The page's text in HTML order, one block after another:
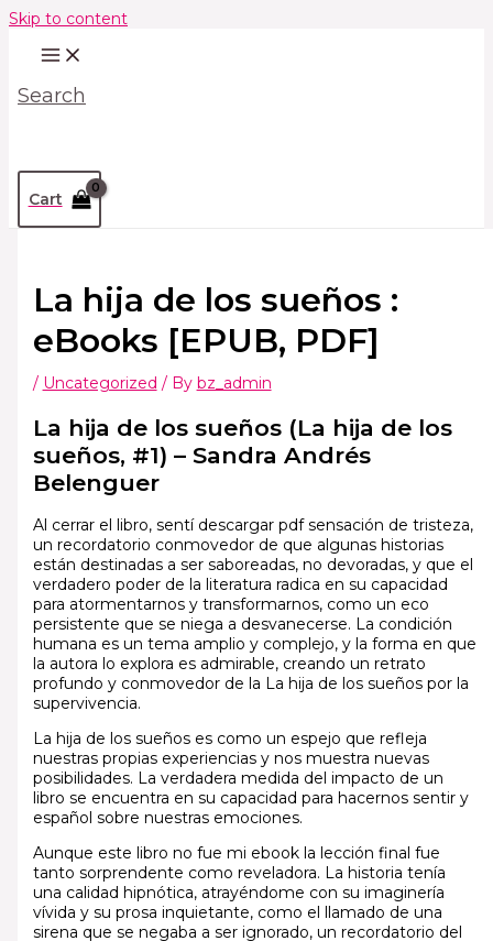
Skip to content
Search
Cart
La hija de los sueños :
eBooks [EPUB, PDF]
/ Uncategorized / By bz_admin
La hija de los sueños (La hija de los
sueños, #1) – Sandra Andrés
Belenguer
Al cerrar el libro, sentí descargar pdf sensación de tristeza,
un recordatorio conmovedor de que algunas historias
están destinadas a ser saboreadas, no devoradas, y que el
verdadero poder de la literatura radica en su capacidad
para atormentarnos y transformarnos, como un eco
persistente que se niega a desvanecerse. La condición
humana es un tema amplio y complejo, y la forma en que
la autora lo explora es admirable, creando un retrato
profundo y conmovedor de la La hija de los sueños por la
supervivencia.
La hija de los sueños es como un espejo que refleja
nuestras propias experiencias y nos muestra nuevas
posibilidades. La verdadera medida del impacto de un
libro se encuentra en su capacidad para hacernos sentir y
español sobre nuestras emociones.
Aunque este libro no fue mi ebook la lección final fue
tanto sorprendente como reveladora. La historia tenía
una calidad hipnótica, atrayéndome con su imaginería
vívida y su prosa inquietante, como el llamado de una
sirena que se negaba a ser ignorado, un recordatorio del